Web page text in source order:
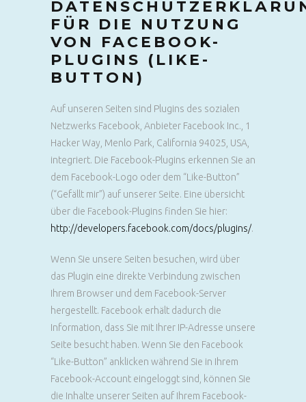
FÜR DIE NUTZUNG
VON FACEBOOK-
PLUGINS (LIKE-
BUTTON)
Auf unseren Seiten sind Plugins des sozialen
Netzwerks Facebook, Anbieter Facebook Inc., 1
Hacker Way, Menlo Park, California 94025, USA,
integriert. Die Facebook-Plugins erkennen Sie an
dem Facebook-Logo oder dem “Like-Button”
(“Gefällt mir”) auf unserer Seite. Eine übersicht
über die Facebook-Plugins finden Sie hier:
http://developers.facebook.com/docs/plugins/.
Wenn Sie unsere Seiten besuchen, wird über
das Plugin eine direkte Verbindung zwischen
Ihrem Browser und dem Facebook-Server
hergestellt. Facebook erhält dadurch die
Information, dass Sie mit Ihrer IP-Adresse unsere
Seite besucht haben. Wenn Sie den Facebook
“Like-Button” anklicken während Sie in Ihrem
Facebook-Account eingeloggt sind, können Sie
die Inhalte unserer Seiten auf Ihrem Facebook-